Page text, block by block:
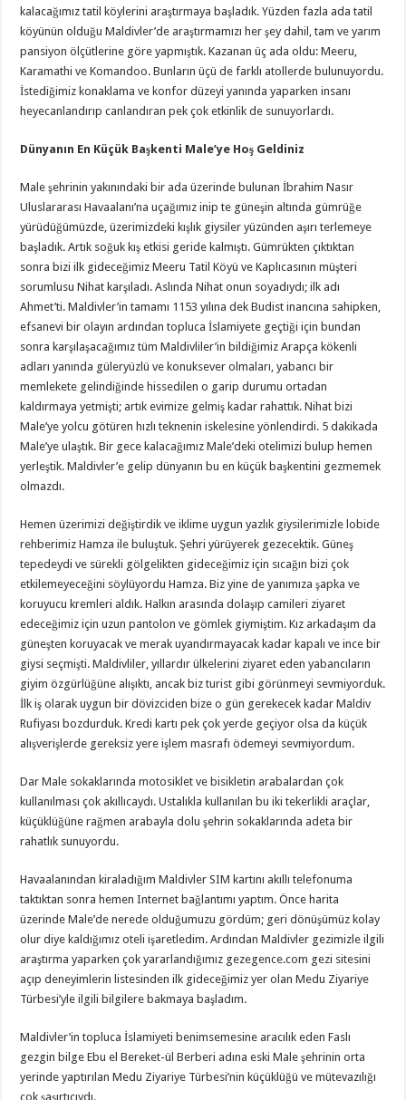
kalacağımız tatil köylerini araştırmaya başladık. Yüzden fazla ada tatil
köyünün olduğu Maldivler’de araştırmamızı her şey dahil, tam ve yarım
pansiyon ölçütlerine göre yapmıştık. Kazanan üç ada oldu: Meeru,
Karamathi ve Komandoo. Bunların üçü de farklı atollerde bulunuyordu.
İstediğimiz konaklama ve konfor düzeyi yanında yaparken insanı
heyecanlandırıp canlandıran pek çok etkinlik de sunuyorlardı.
Dünyanın En Küçük Başkenti Male’ye Hoş Geldiniz
Male şehrinin yakınındaki bir ada üzerinde bulunan İbrahim Nasır
Uluslararası Havaalanı’na uçağımız inip te güneşin altında gümrüğe
yürüdüğümüzde, üzerimizdeki kışlık giysiler yüzünden aşırı terlemeye
başladık. Artık soğuk kış etkisi geride kalmıştı. Gümrükten çıktıktan
sonra bizi ilk gideceğimiz Meeru Tatil Köyü ve Kaplıcasının müşteri
sorumlusu Nihat karşıladı. Aslında Nihat onun soyadıydı; ilk adı
Ahmet’ti. Maldivler’in tamamı 1153 yılına dek Budist inancına sahipken,
efsanevi bir olayın ardından topluca İslamiyete geçtiği için bundan
sonra karşılaşacağımız tüm Maldivliler’in bildiğimiz Arapça kökenli
adları yanında güleryüzlü ve konuksever olmaları, yabancı bir
memlekete gelindiğinde hissedilen o garip durumu ortadan
kaldırmaya yetmişti; artık evimize gelmiş kadar rahattık. Nihat bizi
Male’ye yolcu götüren hızlı teknenin iskelesine yönlendirdi. 5 dakikada
Male’ye ulaştık. Bir gece kalacağımız Male’deki otelimizi bulup hemen
yerleştik. Maldivler’e gelip dünyanın bu en küçük başkentini gezmemek
olmazdı.
Hemen üzerimizi değiştirdik ve iklime uygun yazlık giysilerimizle lobide
rehberimiz Hamza ile buluştuk. Şehri yürüyerek gezecektik. Güneş
tepedeydi ve sürekli gölgelikten gideceğimiz için sıcağın bizi çok
etkilemeyeceğini söylüyordu Hamza. Biz yine de yanımıza şapka ve
koruyucu kremleri aldık. Halkın arasında dolaşıp camileri ziyaret
edeceğimiz için uzun pantolon ve gömlek giymiştim. Kız arkadaşım da
güneşten koruyacak ve merak uyandırmayacak kadar kapalı ve ince bir
giysi seçmişti. Maldivliler, yıllardır ülkelerini ziyaret eden yabancıların
giyim özgürlüğüne alışıktı, ancak biz turist gibi görünmeyi sevmiyorduk.
İlk iş olarak uygun bir dövizciden bize o gün gerekecek kadar Maldiv
Rufiyası bozdurduk. Kredi kartı pek çok yerde geçiyor olsa da küçük
alışverişlerde gereksiz yere işlem masrafı ödemeyi sevmiyordum.
Dar Male sokaklarında motosiklet ve bisikletin arabalardan çok
kullanılması çok akıllıcaydı. Ustalıkla kullanılan bu iki tekerlikli araçlar,
küçüklüğüne rağmen arabayla dolu şehrin sokaklarında adeta bir
rahatlık sunuyordu.
Havaalanından kiraladığım Maldivler SIM kartını akıllı telefonuma
taktıktan sonra hemen Internet bağlantımı yaptım. Önce harita
üzerinde Male’de nerede olduğumuzu gördüm; geri dönüşümüz kolay
olur diye kaldığımız oteli işaretledim. Ardından Maldivler gezimizle ilgili
araştırma yaparken çok yararlandığımız gezegence.com gezi sitesini
açıp deneyimlerin listesinden ilk gideceğimiz yer olan Medu Ziyariye
Türbesi’yle ilgili bilgilere bakmaya başladım.
Maldivler’in topluca İslamiyeti benimsemesine aracılık eden Faslı
gezgin bilge Ebu el Bereket-ül Berberi adına eski Male şehrinin orta
yerinde yaptırılan Medu Ziyariye Türbesi’nin küçüklüğü ve mütevazılığı
çok şaşırtıcıydı.